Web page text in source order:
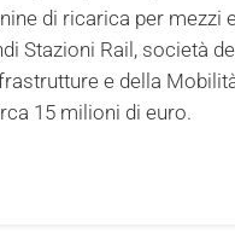
di ricarica per mezzi
Stazioni Rail, società
e della
15 milioni di euro.